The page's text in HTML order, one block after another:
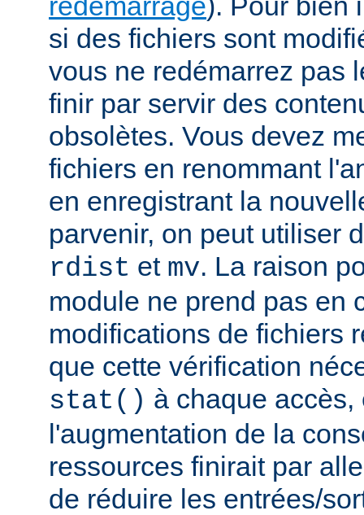
si des fichiers sont
vous ne redémarrez pas
finir par servir des
obsolètes. Vous devez
fichiers en renommant
en enregistrant la
parvenir, on peut utiliser
rdist et mv. La raison
module ne prend pas en
modifications de fichiers
que cette vérification
stat() à chaque
l'augmentation de la
ressources finirait par
de réduire les entrées/